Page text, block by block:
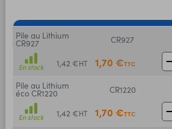
Pile au Lithium
CR927 CR927
En stock 1,42 €HT 1,70 €TTC
Pile au Lithium
éco CR1220 CR1220
En stock 1,42 €HT 1,70 €TTC